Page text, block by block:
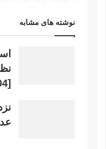
نوشته های مشابه
[1404]